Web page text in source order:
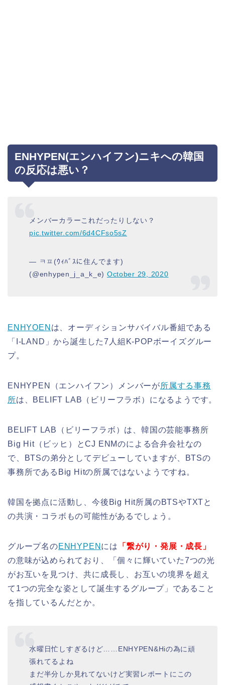
ENHYPEN(エンハイフン)ニキへの韓国
の反応は悪い？
メンバーカラーこれだったりしない？
pic.twitter.com/6d4CFso5sZ
— ㅋㅍ(ｳｨﾊﾞｽに住んでます)
(@enhypen_j_a_k_e) October 29, 2020
ENHYOEN は、オーディションサバイバル番組である
「I-LAND」から誕生した7人組K-POPボーイズグルー
プ。
ENHYPEN（エンハイフン）メンバーが所属する事務
所は、BELIFT LAB（ビリーフラボ）になるようです。
BELIFT LAB（ビリーフラボ）は、韓国の芸能事務所
Big Hit（ビッヒ）とCJ ENMのによる合弁会社なの
で、BTSの弟分としてデビューしていますが、BTSの
事務所であるBig Hitの所属ではないようですね。
韓国を拠点に活動し、今後Big Hit所属のBTSやTXTと
の共演・コラボもの可能性があるでしょう。
グループ名のENHYPEN には
「繋がり・発展・成長」
の意味が込められており、「個々に輝いていた7つの光
がお互いを見つけ、共に成長し、お互いの境界を超え
て1つの完全な姿として誕生するグループ」であること
を指しているんだとか。
水曜日忙しすぎるけど……ENHYPEN&Hiの為に頑
張れてるよね
まだ半分しか見れてないけど実習レポートにこの